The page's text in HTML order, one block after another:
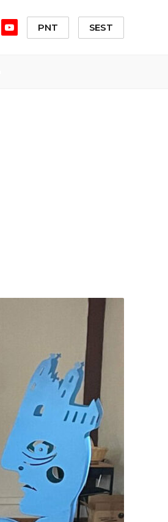
YouTubePNT SEST